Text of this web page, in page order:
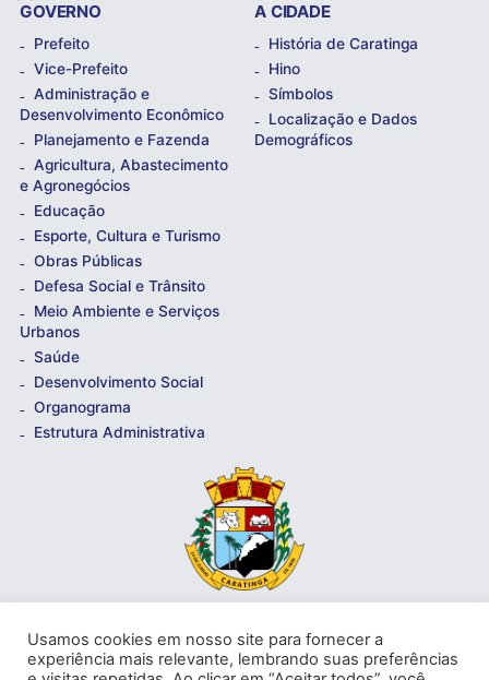
GOVERNO
Prefeito
Vice-Prefeito
Administração e
Desenvolvimento Econômico
Planejamento e Fazenda
Agricultura, Abastecimento
e Agronegócios
Educação
Esporte, Cultura e Turismo
Obras Públicas
Defesa Social e Trânsito
Meio Ambiente e Serviços
Urbanos
Saúde
Desenvolvimento Social
Organograma
Estrutura Administrativa
A CIDADE
História de Caratinga
Hino
Símbolos
Localização e Dados
Demográficos
Av. Prof. Armando Alves da Silva, nº 1950 - Zacarias,
Caratinga - MG - 35302-403 / Tel: (33) 3329 8000
Usamos cookies em nosso site para fornecer a
experiência mais relevante, lembrando suas preferências